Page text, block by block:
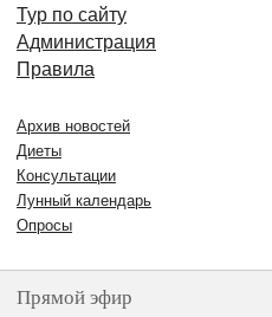
Тур по сайту
Администрация
Правила
Архив новостей
Диеты
Консультации
Лунный календарь
Опросы
Прямой эфир